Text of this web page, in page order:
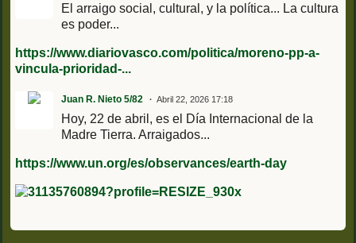
El arraigo social, cultural, y la política... La cultura
es poder...
https://www.diariovasco.com/politica/moreno-pp-a-
vincula-prioridad-...
Juan R. Nieto 5/82 Abril 22, 2026 17:18
Hoy, 22 de abril, es el Día Internacional de la
Madre Tierra. Arraigados...
https://www.un.org/es/observances/earth-day